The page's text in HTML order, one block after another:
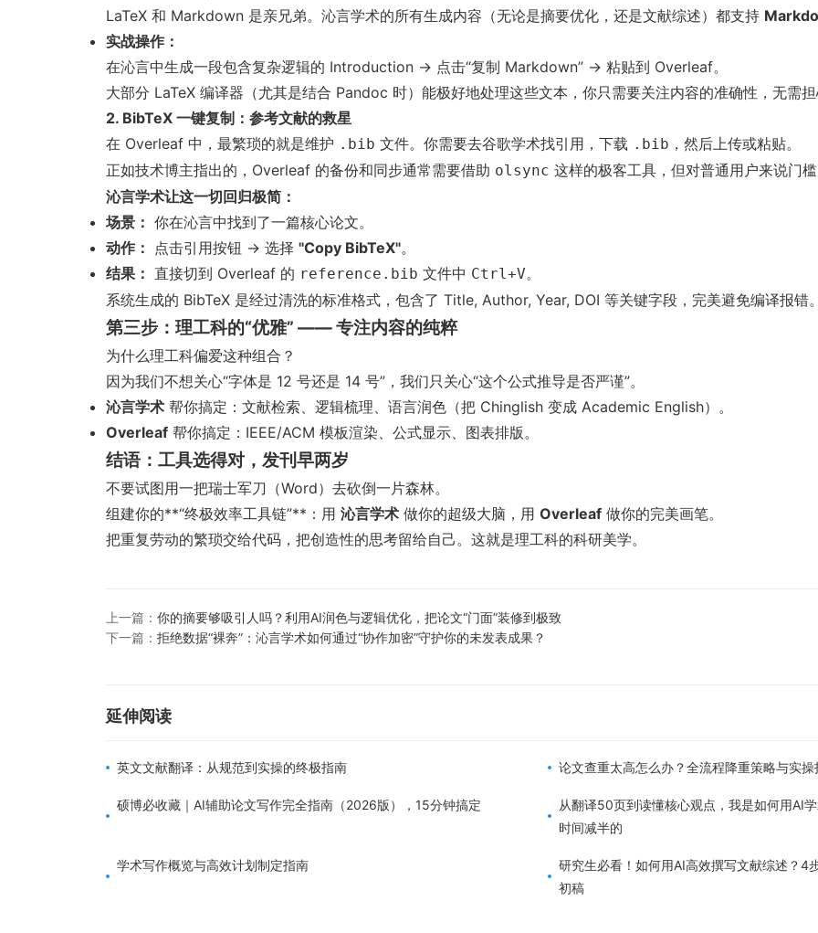
LaTeX 和 Markdown 是亲兄弟。沁言学术的所有生成内容（无论是摘要优化，还是文献综述）都支持
实战操作：
在沁言中生成一段包含复杂逻辑的 Introduction -> 点击“复制 Markdown” -> 粘贴到 Overleaf。
大部分 LaTeX 编译器（尤其是结合 Pandoc 时）能极好地处理这些文本，你只需要关注内容的准确性，无需担
2. BibTeX 一键复制：参考文献的救星
在 Overleaf 中，最繁琐的就是维护 .bib 文件。你需要去谷歌学术找引用，下载 .bib ，然后上传或粘贴。
正如技术博主指出的，Overleaf 的备份和同步通常需要借助 olsync 这样的极客工具，但对普通用户来说门槛
沁言学术让这一切回归极简：
场景： 你在沁言中找到了一篇核心论文。
动作：
点击引用按钮 -> 选择 "Copy BibTeX"。
结果： 直接切到 Overleaf 的 reference.bib 文件中 Ctrl+V。
系统生成的 BibTeX 是经过清洗的标准格式，包含了 Title, Author, Year, DOI 等关键字段，完美避免编译报错。
第三步：理工科的“优雅” —— 专注内容的纯粹
为什么理工科偏爱这种组合？
因为我们不想关心“字体是 12 号还是 14 号”，我们只关心“这个公式推导是否严谨”。
沁言学术 帮你搞定：文献检索、逻辑梳理、语言润色（把 Chinglish 变成 Academic English）。
Overleaf 帮你搞定：IEEE/ACM 模板渲染、公式显示、图表排版。
结语：工具选得对，发刊早两岁
不要试图用一把瑞士军刀（Word）去砍倒一片森林。
组建你的**“终极效率工具链”**：用 沁言学术 做你的超级大脑，用 Overleaf 做你的完美画笔。
把重复劳动的繁琐交给代码，把创造性的思考留给自己。这就是理工科的科研美学。
上一篇： 你的摘要够吸引人吗？利用AI润色与逻辑优化，把论文“门面”装修到极致
下一篇： 拒绝数据“裸奔”：沁言学术如何通过“协作加密”守护你的未发表成果？
延伸阅读
英文文献翻译：从规范到实操的终极指南 论文查重太高怎么办？全流程降重策略与实操
硕博必收藏｜AI辅助论文写作完全指南（2026版），15分钟搞定
从翻译50页到读懂核心观点，我是如何用AI
时间减半的
学术写作概览与高效计划制定指南
研究生必看！如何用AI高效撰写文献综述？4
初稿